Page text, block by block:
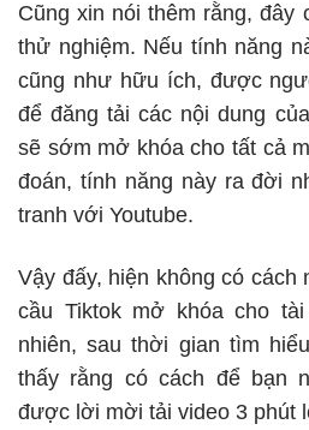
Cũng xin nói thêm rằng, đây
thử nghiệm. Nếu tính năng
cũng như hữu ích, được
để đăng tải các nội dung
sẽ sớm mở khóa cho tất cả
đoán, tính năng này ra đời
tranh với Youtube.
Vậy đấy, hiện không có cách
cầu Tiktok mở khóa cho
nhiên, sau thời gian tìm
thấy rằng có cách để bạn
được lời mời tải video 3 phút